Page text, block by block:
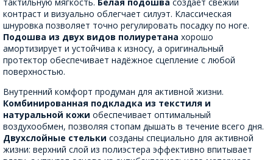
тактильную мягкость. Белая подошва создаёт свежий
контраст и визуально облегчает силуэт. Классическая
шнуровка позволяет точно регулировать посадку по ноге.
Подошва из двух видов полиуретана хорошо
амортизирует и устойчива к износу, а оригинальный
протектор обеспечивает надёжное сцепление с любой
поверхностью.
Внутренний комфорт продуман для активной жизни.
Комбинированная подкладка из текстиля и
натуральной кожи обеспечивает оптимальный
воздухообмен, позволяя стопам дышать в течение всего дня.
Двухслойные стельки созданы специально для активной
жизни: верхний слой из полиэстера эффективно впитывает